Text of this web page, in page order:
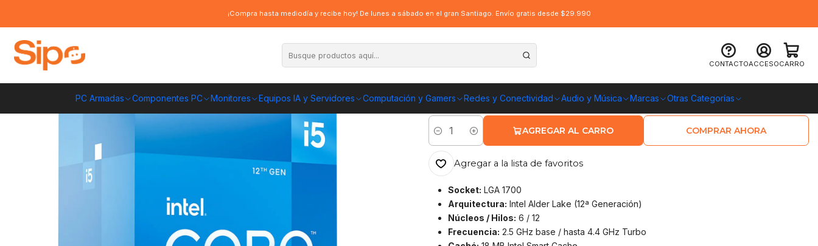
CONTACTOACCESOCARRO
PC Armadas Componentes PC Monitores Equipos IA y Servidores Computación y Gamers Redes y Conectividad Audio y Música Marcas Otras Categorías
¡Compra hasta mediodía y recibe hoy! De lunes a sábado en el gran Santiago. Envío gratis desde $29.990
Procesador Intel Core i5-12400F Alder Lake LGA1700 6C/12H, 2.5/4.4G
Procesador Intel Core i5-12400F Alder Lake LGA1700
6C/12H, 2.5/4.4G
ENVÍO GRATIS A TODO CHILE
Cantidad
AGREGAR AL CARRO COMPRAR AHORA
Agregar a la lista de favoritos
Socket: LGA 1700
Arquitectura: Intel Alder Lake (12ª Generación)
Núcleos / Hilos: 6 / 12
Frecuencia: 2.5 GHz base / hasta 4.4 GHz Turbo